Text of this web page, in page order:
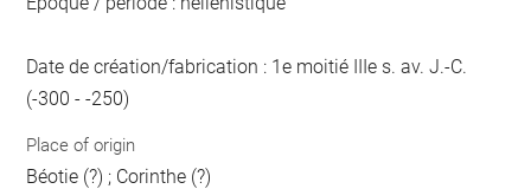
Date de création/fabrication : 1e moitié IIIe s. av. J.-C.
(-300 - -250)
Place of origin
Béotie (?) ; Corinthe (?)